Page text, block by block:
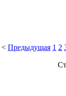
< Предыдущая 1 2